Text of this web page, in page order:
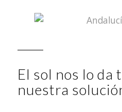
El sol nos lo da
nuestra